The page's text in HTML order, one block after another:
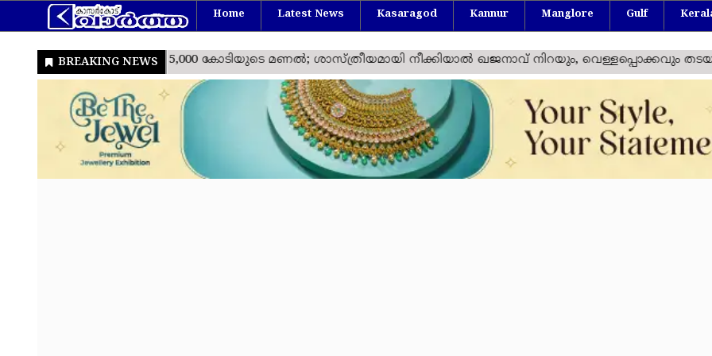
Home Latest News Kasaragod Kannur Manglore Gulf